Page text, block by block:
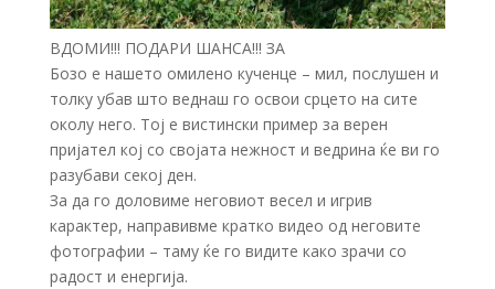
ВДОМИ!!! ПОДАРИ ШАНСА!!! ЗА
Бозо е нашето омилено кученце – мил, послушен и
толку убав што веднаш го освои срцето на сите
околу него. Тој е вистински пример за верен
пријател кој со својата нежност и ведрина ќе ви го
разубави секој ден.
За да го доловиме неговиот весел и игрив
карактер, направивме кратко видео од неговите
фотографии – таму ќе го видите како зрачи со
радост и енергија.